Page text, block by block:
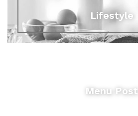
Lifestyle
Menu Post